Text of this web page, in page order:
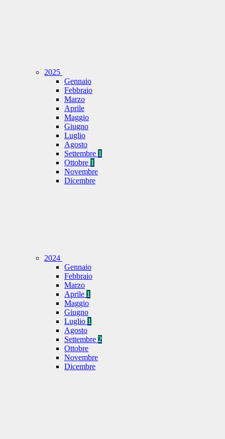
2025
Gennaio
Febbraio
Marzo
Aprile
Maggio
Giugno
Luglio
Agosto
Settembre 1
Ottobre 1
Novembre
Dicembre
2024
Gennaio
Febbraio
Marzo
Aprile 1
Maggio
Giugno
Luglio 1
Agosto
Settembre 2
Ottobre
Novembre
Dicembre